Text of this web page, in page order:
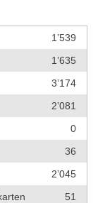
1’539
1’635
3’174
2’081
0
36
2’045
51